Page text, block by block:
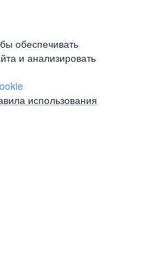
обеспечивать
и анализировать
использования